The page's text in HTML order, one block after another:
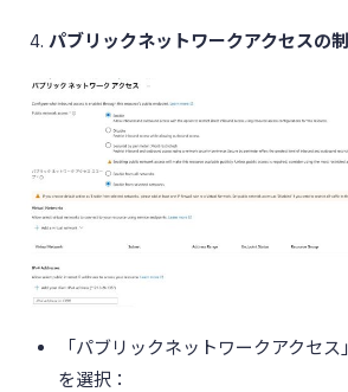
パブリックネットワークアクセスの
「パブリックネットワークアクセ
を選択：